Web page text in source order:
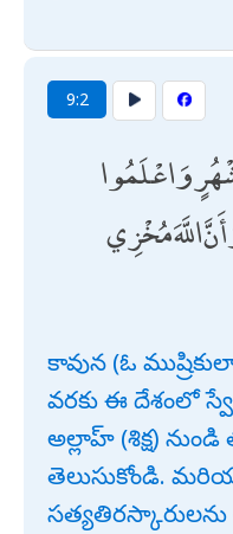
9:2
وَاعْلَمُوا
اللَّهَ مُخْزِي
కావున (ఓ
వరకు ఈ దేశంలో
అల్లాహ్ (శిక్ష)
తెలుసుకోండి.